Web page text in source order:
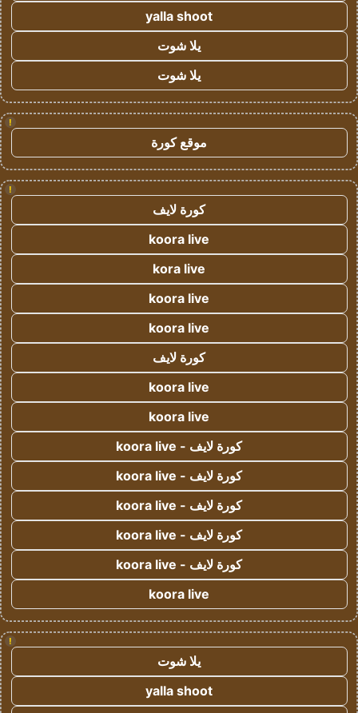
yalla shoot
يلا شوت
يلا شوت
!
موقع كورة
!
كورة لايف
koora live
kora live
koora live
koora live
كورة لايف
koora live
koora live
كورة لايف - koora live
كورة لايف - koora live
كورة لايف - koora live
كورة لايف - koora live
كورة لايف - koora live
koora live
!
يلا شوت
yalla shoot